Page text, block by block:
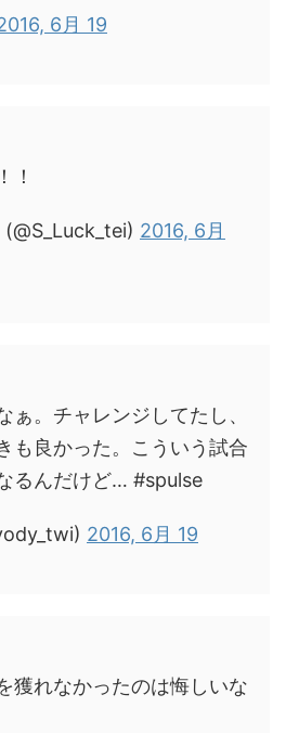
6月 19
！
2016, 6月
ぁ。チャレンジしてたし、
も良かった。こういう試合
るんだけど… #spulse
2016, 6月 19
獲れなかったのは悔しいな